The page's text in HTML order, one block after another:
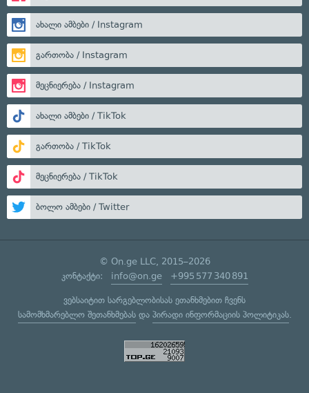
ახალი ამბები / Instagram
გართობა / Instagram
მეცნიერება / Instagram
ახალი ამბები / TikTok
გართობა / TikTok
მეცნიერება / TikTok
ბოლო ამბები / Twitter
© On.ge LLC, 2015–2026
კონტაქტი: info@on.ge +995 577 340 891
ვებსაიტით სარგებლობისას ეთანხმებით ჩვენს
სამომხმარებლო შეთანხმებასდა პირადი ინფორმაციის პოლიტიკას.